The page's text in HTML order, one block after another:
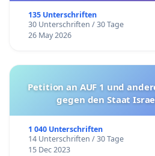
135 Unterschriften
30 Unterschriften / 30 Tage
26 May 2026
Petition an AUF 1 und
gegen den Staat
1 040 Unterschriften
14 Unterschriften / 30 Tage
15 Dec 2023